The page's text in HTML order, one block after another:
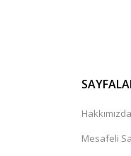
Hakkımızda
Mesafeli